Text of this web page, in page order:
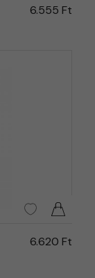
6.555 Ft
6.620 Ft